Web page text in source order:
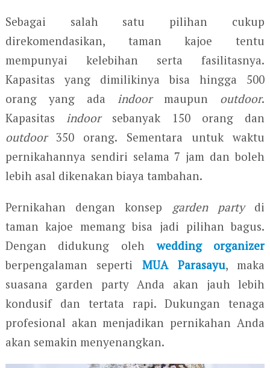
Sebagai salah satu pilihan cukup
direkomendasikan, taman kajoe tentu
mempunyai kelebihan serta fasilitasnya.
Kapasitas yang dimilikinya bisa hingga 500
orang yang ada indoormaupun outdoor.
Kapasitas indoorsebanyak 150 orang dan
outdoor350 orang. Sementara untuk waktu
pernikahannya sendiri selama 7 jam dan boleh
lebih asal dikenakan biaya tambahan.
Pernikahan dengan konsep garden partydi
taman kajoe memang bisa jadi pilihan bagus.
Dengan didukung olehwedding organizer
berpengalaman seperti MUA Parasayu, maka
suasana garden party Anda akan jauh lebih
kondusif dan tertata rapi. Dukungan tenaga
profesional akan menjadikan pernikahan Anda
akan semakin menyenangkan.